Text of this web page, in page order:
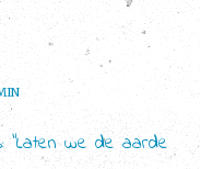
“Laten we de aarde